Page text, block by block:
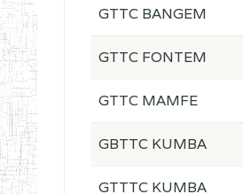
GTTC BANGEM
GTTC FONTEM
GTTC MAMFE
GBTTC KUMBA
GTTTC KUMBA